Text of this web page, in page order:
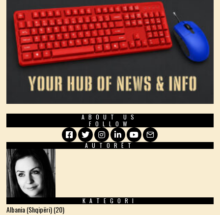
ABOUT US
FOLLOW
Facebook
TwitterInstagram
LinkedIn
YouTube
Email
AUTORËT
KATEGORI
Albania (Shqipëri)(20)